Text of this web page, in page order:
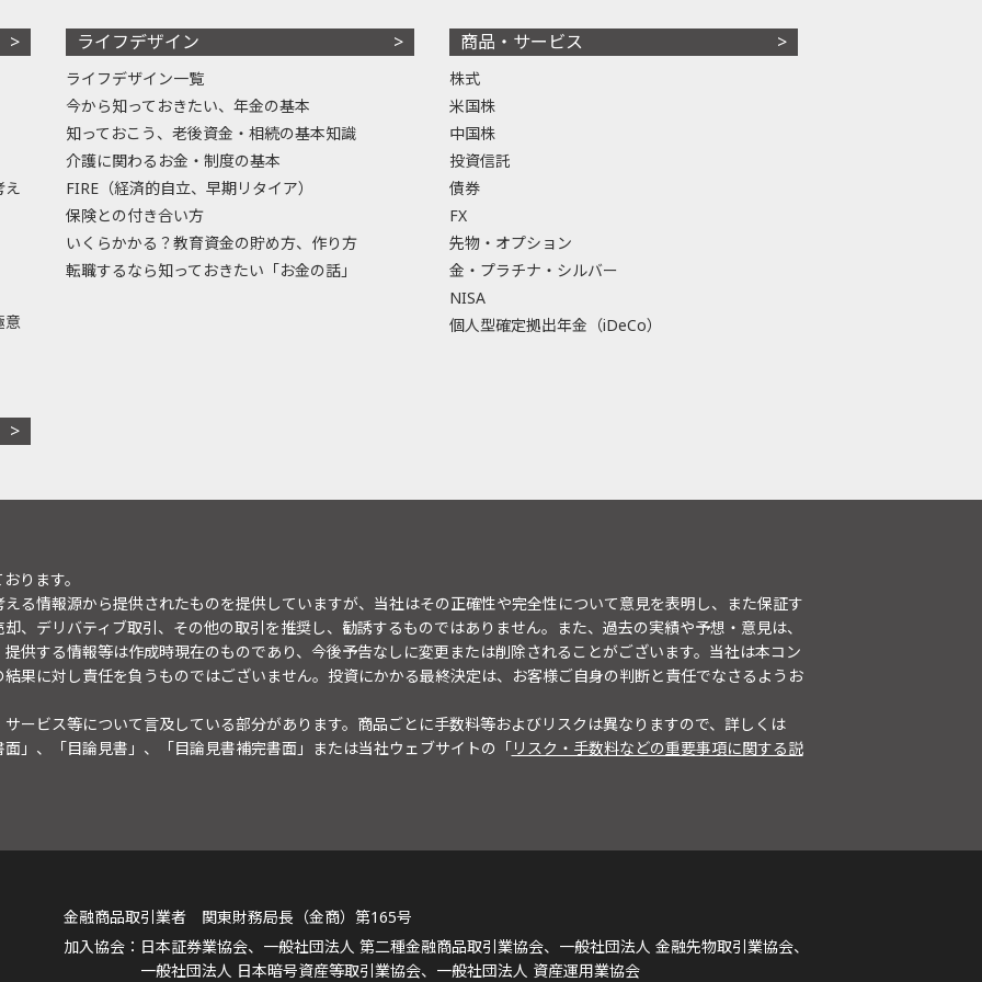
え
意
ライフデザイン
ライフデザイン一覧
今から知っておきたい、年金の基本
知っておこう、老後資金・相続の基本知識
介護に関わるお金・制度の基本
FIRE（経済的自立、早期リタイア）
保険との付き合い方
いくらかかる？教育資金の貯め方、作り方
転職するなら知っておきたい「お金の話」
商品・サービス
株式
米国株
中国株
投資信託
債券
FX
先物・オプション
金・プラチナ・シルバー
NISA
個人型確定拠出年金（iDeCo）
ります。
る情報源から提供されたものを提供していますが、当社はその正確性や完全性について意見を表明し、また保証す
、デリバティブ取引、その他の取引を推奨し、勧誘するものではありません。また、過去の実績や予想・意見は、
供する情報等は作成時現在のものであり、今後予告なしに変更または削除されることがございます。当社は本コン
果に対し責任を負うものではございません。投資にかかる最終決定は、お客様ご自身の判断と責任でなさるようお
ービス等について言及している部分があります。商品ごとに手数料等およびリスクは異なりますので、詳しくは
」、「目論見書」、「目論見書補完書面」または当社ウェブサイトの「リスク・手数料などの重要事項に関する説
金融商品取引業者 関東財務局長（金商）第165号
日本証券業協会、一般社団法人 第二種金融商品取引業協会、一般社団法人 金融先物取引業協会、
一般社団法人 日本暗号資産等取引業協会、一般社団法人 資産運用業協会